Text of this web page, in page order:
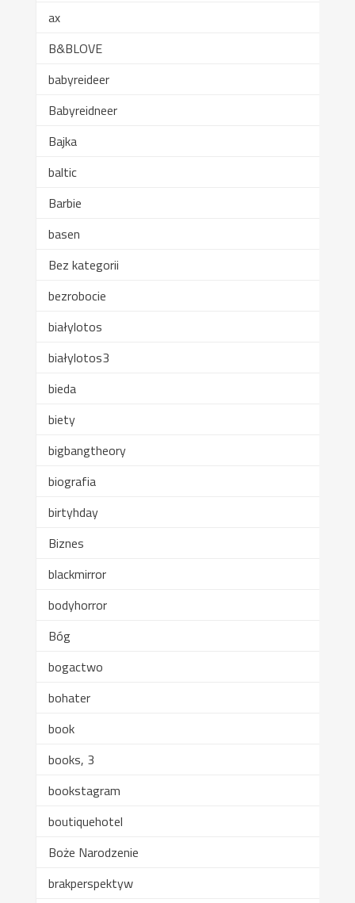
ax
B&BLOVE
babyreideer
Babyreidneer
Bajka
baltic
Barbie
basen
Bez kategorii
bezrobocie
białylotos
białylotos3
bieda
biety
bigbangtheory
biografia
birtyhday
Biznes
blackmirror
bodyhorror
Bóg
bogactwo
bohater
book
books, 3
bookstagram
boutiquehotel
Boże Narodzenie
brakperspektyw